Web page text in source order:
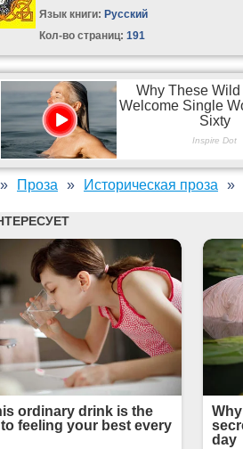
Язык книги: Русский
Кол-во страниц: 191
Проза Историческая проза